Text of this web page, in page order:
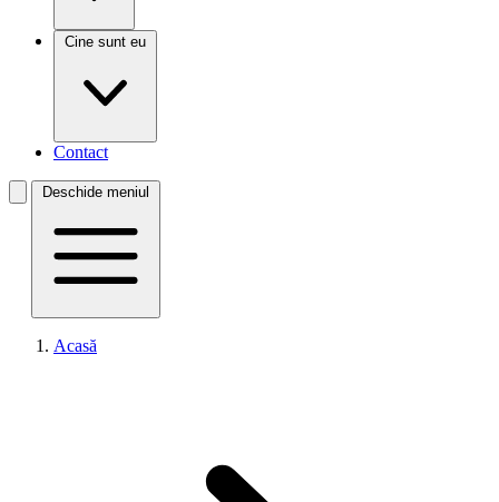
Cine sunt eu
Contact
Deschide meniul
Acasă